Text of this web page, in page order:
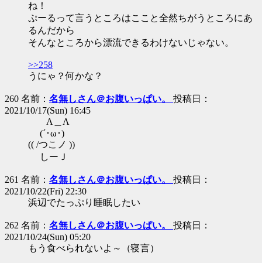
ね！
ぷーるって言うところはここと全然ちがうところにあ
るんだから
そんなところから漂流できるわけないじゃない。
>>258
うにゃ？何かな？
260 名前： 名無しさん＠お腹いっぱい。 投稿日：
2021/10/17(Sun) 16:45
Λ＿Λ
(´･ω･)
(( /つこノ ))
しーＪ
261 名前： 名無しさん＠お腹いっぱい。 投稿日：
2021/10/22(Fri) 22:30
浜辺でたっぷり睡眠したい
262 名前： 名無しさん＠お腹いっぱい。 投稿日：
2021/10/24(Sun) 05:20
もう食べられないよ～（寝言）